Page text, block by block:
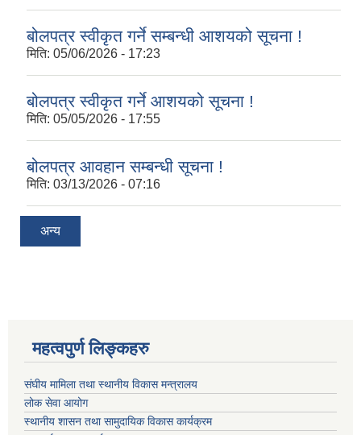
बोलपत्र स्वीकृत गर्ने सम्बन्धी आशयको सूचना !
मिति: 05/06/2026 - 17:23
बोलपत्र स्वीकृत गर्ने आशयको सूचना !
मिति: 05/05/2026 - 17:55
बोलपत्र आवहान सम्बन्धी सूचना !
मिति: 03/13/2026 - 07:16
अन्य
महत्वपुर्ण लिङ्कहरु
संघीय मामिला तथा स्थानीय विकास मन्त्रालय
लोक सेवा आयोग
स्थानीय शासन तथा सामुदायिक विकास कार्यक्रम